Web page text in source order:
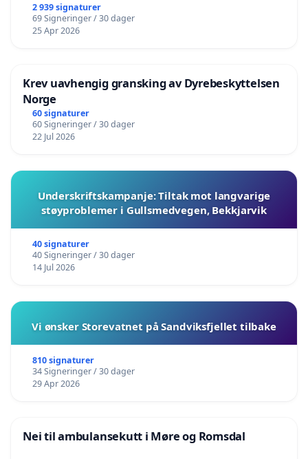
2 939 signaturer
69 Signeringer / 30 dager
25 Apr 2026
Krev uavhengig gransking av Dyrebeskyttelsen
Norge
60 signaturer
60 Signeringer / 30 dager
22 Jul 2026
Underskriftskampanje: Tiltak mot langvarige
støyproblemer i Gullsmedvegen, Bekkjarvik
40 signaturer
40 Signeringer / 30 dager
14 Jul 2026
Vi ønsker Storevatnet på Sandviksfjellet tilbake
810 signaturer
34 Signeringer / 30 dager
29 Apr 2026
Nei til ambulansekutt i Møre og Romsdal